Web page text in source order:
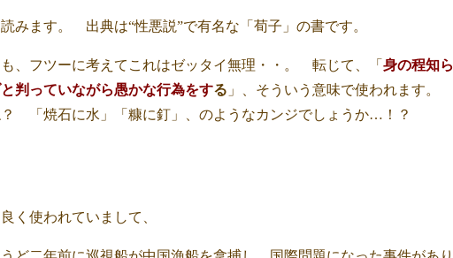
読みます。 出典は“性悪説”で有名な「荀子」の書です。
、フツーに考えてこれはゼッタイ無理・・。 転じて、「 身の程知ら
判っていながら愚かな行為をする 」、そういう意味で使われます。
？ 「焼石に水」「糠に釘」、のようなカンジでしょうか…！？
く使われていまして、